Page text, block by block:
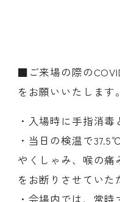
■ご来場の際の
をお願いいたします。
・入場時に手指消毒
・当日の検温で
やくしゃみ、喉の痛
をお断りさせていた